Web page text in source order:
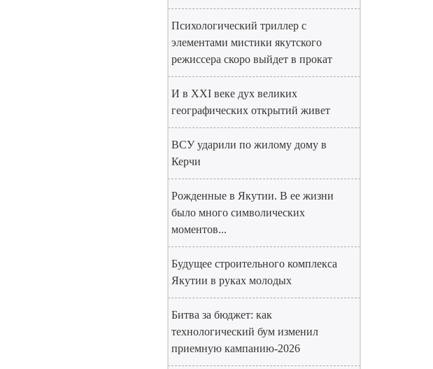
Психологический триллер с
элементами мистики якутского
режиссера скоро выйдет в прокат
И в XXI веке дух великих
географических открытий живет
ВСУ ударили по жилому дому в
Керчи
Рожденные в Якутии. В ее жизни
было много символических
моментов...
Будущее строительного комплекса
Якутии в руках молодых
Битва за бюджет: как
технологический бум изменил
приемную кампанию-2026